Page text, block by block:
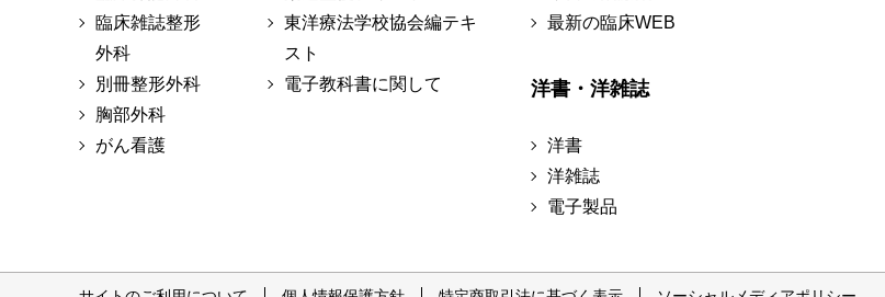
臨床雑誌整形
外科
別冊整形外科
胸部外科
がん看護
東洋療法学校協会編テキ
スト
電子教科書に関して
最新の臨床WEB
洋書・洋雑誌
洋書
洋雑誌
電子製品